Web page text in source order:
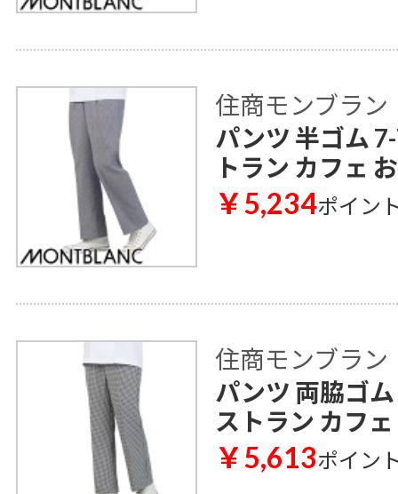
住商モンブラン
パンツ 半ゴム
トラン カフェ
￥5,234ポイン
住商モンブラン
パンツ 両脇ゴ
ストラン カフ
￥5,613ポイン